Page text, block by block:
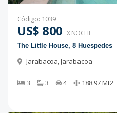
Código: 1039
US$ 800 X NOCHE
The Little House, 8 Huespedes
Jarabacoa,Jarabacoa
3 3 4 188.97Mt2